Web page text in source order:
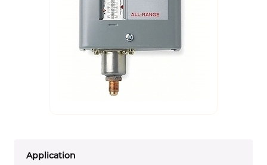
Application